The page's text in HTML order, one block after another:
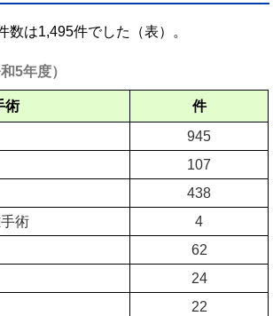
数は1,495件でした（表）。
5年度）
術
件
945
107
438
術
4
62
24
22